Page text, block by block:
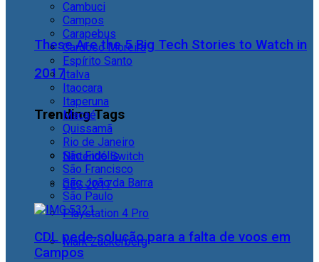
These Are the 5 Big Tech Stories to Watch in
2017
Trending Tags
Nintendo Switch
CES 2017
Playstation 4 Pro
Mark Zuckerberg
Cambuci
Campos
Carapebus
Cardoso Moreira
Espírito Santo
Italva
Itaocara
Itaperuna
Macaé
Quissamã
Rio de Janeiro
São Fidélis
São Francisco
São João da Barra
São Paulo
CDL pede solução para a falta de voos em
Campos